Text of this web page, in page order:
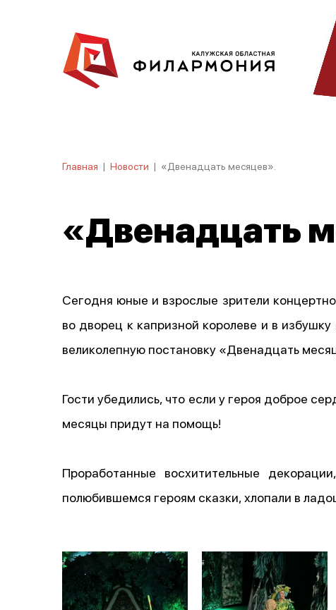
Главная | Новости | «Двенадцать месяцев».
«Двенадцать
Сегодня юные и взрослые зрители
во дворец к капризной королеве и в
великолепную постановку «Двенадцать
Гости убедились, что если у героя доброе
месяцы придут на помощь!
Проработанные восхитительные
полюбившемся героям сказки, хлопали в